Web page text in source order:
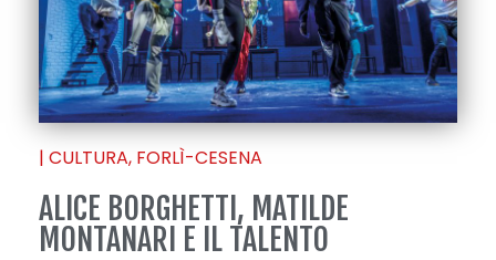
| CULTURA, FORLÌ-CESENA
ALICE BORGHETTI, MATILDE
MONTANARI E IL TALENTO